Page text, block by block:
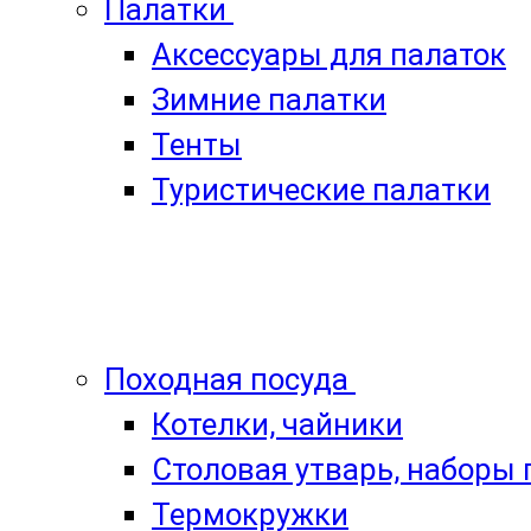
Палатки
Аксессуары для палаток
Зимние палатки
Тенты
Туристические палатки
Походная посуда
Котелки, чайники
Столовая утварь, наборы
Термокружки